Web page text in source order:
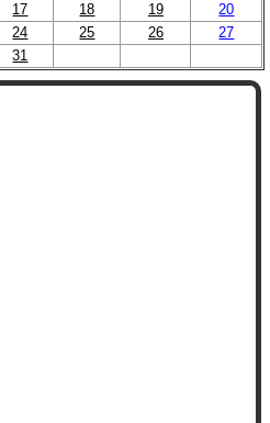
17 18 19
20
24 25 26
27
31